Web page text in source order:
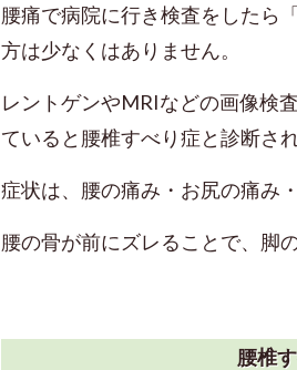
腰痛で病院に行き検査をしたら
方は少なくはありません。
レントゲンやMRIなどの画像検
ていると腰椎すべり症と診断され
症状は、腰の痛み・お尻の痛み
腰の骨が前にズレることで、脚
腰椎